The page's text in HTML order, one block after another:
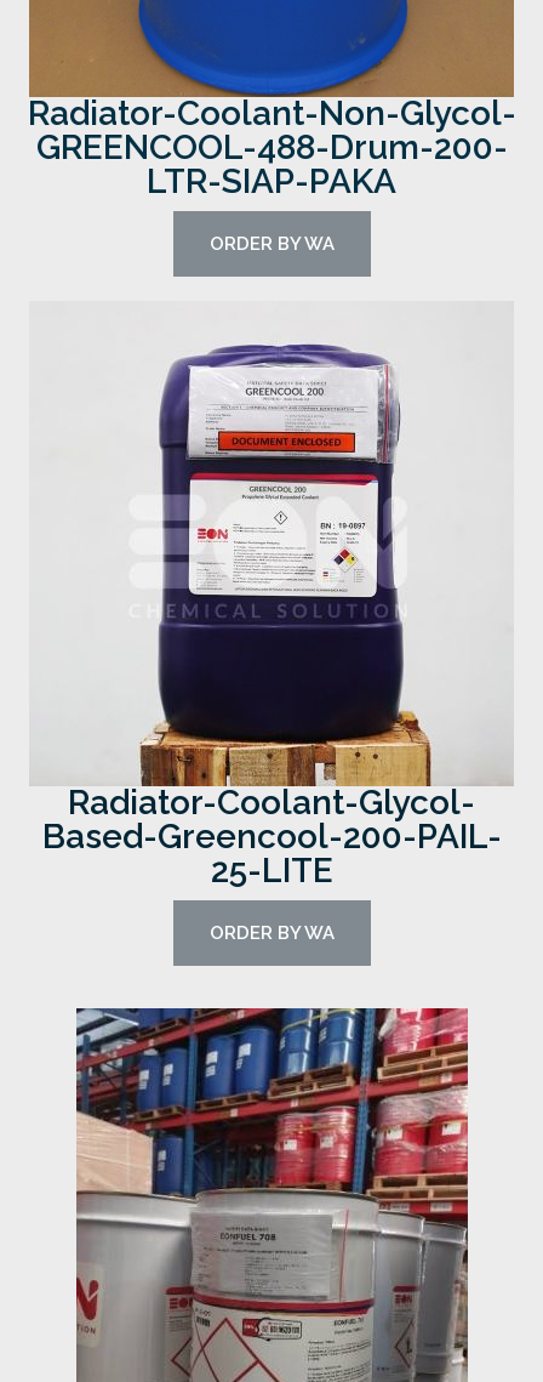
Radiator-Coolant-Non-Glycol-
GREENCOOL-488-Drum-200-
LTR-SIAP-PAKA
ORDER BY WA
Radiator-Coolant-Glycol-
Based-Greencool-200-PAIL-
25-LITE
ORDER BY WA